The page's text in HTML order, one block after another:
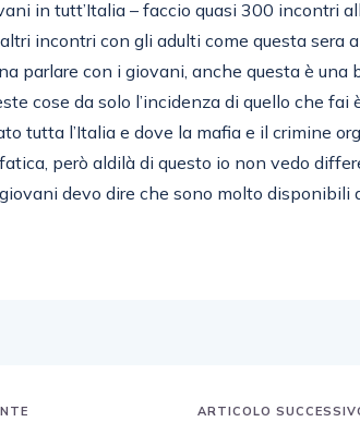
in tutt’Italia – faccio quasi 300 incontri
incontri con gli adulti come questa sera
parlare con i giovani, anche questa è una
cose da solo l’incidenza di quello che fai
tutta l’Italia e dove la mafia e il crimine
però aldilà di questo io non vedo
devo dire che sono molto disponibili
ARTICOLO